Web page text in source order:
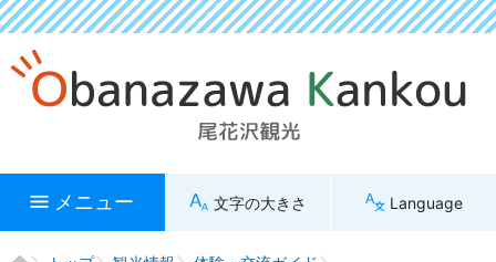
メニュー 文字の大きさ Language